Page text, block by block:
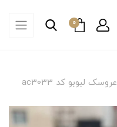
0
عروسک لبوبو کد ac3033